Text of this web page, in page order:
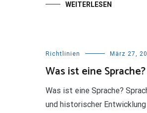
WEITERLESEN
Richtlinien März 27,
Was ist eine Sprache?
Was ist eine Sprache?
und historischer